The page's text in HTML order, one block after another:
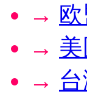
→
→
→